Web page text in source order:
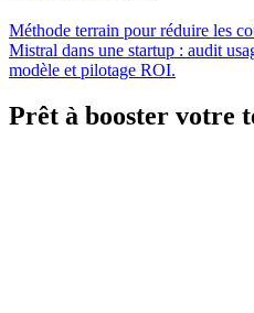
Méthode terrain pour réduire les
Mistral dans une startup : audit
modèle et pilotage ROI.
Prêt à booster votre